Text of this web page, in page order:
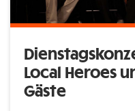
Local Heroes
Gäste